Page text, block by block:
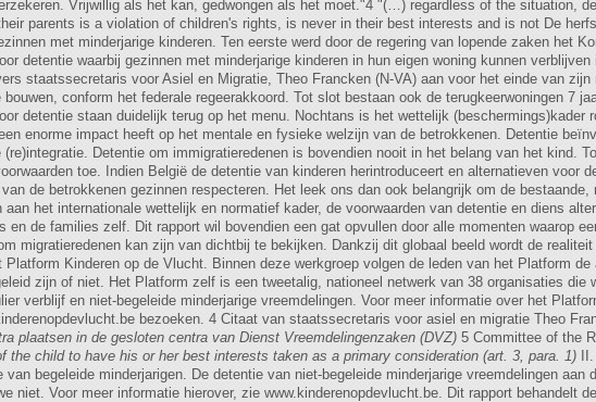
Vrijwillig als het kan, gedwongen als het moet."4 "(…) regardless of the situation,
parents is a violation of children's rights, is never in their best interests and is not De
met minderjarige kinderen. Ten eerste werd door de regering van lopende zaken het
detentie waarbij gezinnen met minderjarige kinderen in hun eigen woning kunnen
staatssecretaris voor Asiel en Migratie, Theo Francken (N-VA) aan voor het einde van
conform het federale regeerakkoord. Tot slot bestaan ook de terugkeerwoningen 7
detentie staan duidelijk terug op het menu. Nochtans is het wettelijk (beschermings)kader
enorme impact heeft op het mentale en fysieke welzijn van de betrokkenen. Detentie
Detentie om immigratieredenen is bovendien nooit in het belang van het kind.
toe. Indien België de detentie van kinderen herintroduceert en alternatieven voor
de betrokkenen gezinnen respecteren. Het leek ons dan ook belangrijk om de
het internationale wettelijk en normatief kader, de voorwaarden van detentie en diens
en de families zelf. Dit rapport wil bovendien een gat opvullen door alle momenten waarop
migratieredenen kan zijn van dichtbij te bekijken. Dankzij dit globaal beeld wordt de
Platform Kinderen op de Vlucht. Binnen deze werkgroep volgen de leden van het Platform
zijn of niet. Het Platform zelf is een tweetalig, nationeel netwerk van 38 organisaties die
verblijf en niet-begeleide minderjarige vreemdelingen. Voor meer informatie over het
bezoeken. 4 Citaat van staatssecretaris voor asiel en migratie Theo
plaatsen in de gesloten centra van Dienst Vreemdelingenzaken (DVZ) 5 Committee of the
the child to have his or her best interests taken as a primary consideration (art. 3, para. 1)
van begeleide minderjarigen. De detentie van niet-begeleide minderjarige vreemdelingen aan
niet. Voor meer informatie hierover, zie www.kinderenopdevlucht.be. Dit rapport behandelt